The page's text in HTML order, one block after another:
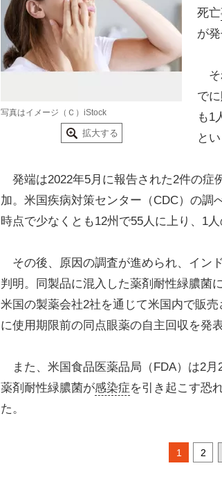
写真はイメージ（Ｃ）iStock
拡大する
死亡
が
そ
で
も1
とい
発端は2022年5月に報告された2件の症
加。米国疾病対策センター（CDC）の調
時点で少なくとも12州で55人に上り、1
その後、原因の調査が進められ、イン
判明。同製品に混入した薬剤耐性緑膿菌
米国の製薬会社2社を通じて米国内で販
に使用期限前の同点眼薬の自主回収を発表
また、米国食品医薬品局（FDA）は2
薬剤耐性緑膿菌が感染症を引き起こす恐
た。
1 2